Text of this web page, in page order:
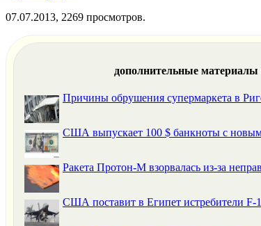
07.07.2013, 2269 просмотров.
дополнительные материалы
Причины обрушения супермаркета в
США выпускает 100 $ банкноты с
Ракета Протон-М взорвалась из-за
США поставит в Египет истребители F-